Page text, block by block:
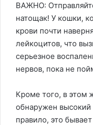
ВАЖНО:
натощак! У кошки,
крови почти
лейкоцитов, что
серьезное
нервов, пока не
Кроме того, в этом
обнаружен высокий
правило, это